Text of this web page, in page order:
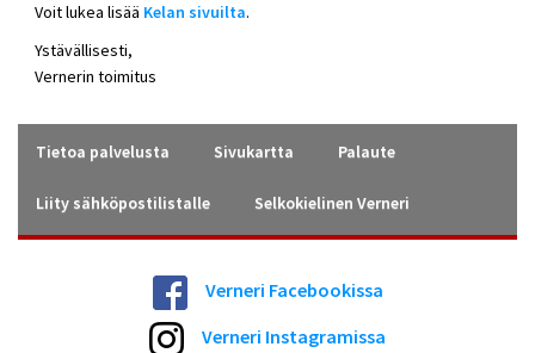
Voit lukea lisää Kelan sivuilta.
Ystävällisesti,
Vernerin toimitus
Tietoa palvelusta Sivukartta Palaute
Liity sähköpostilistalle Selkokielinen Verneri
Verneri Facebookissa
Verneri Instagramissa